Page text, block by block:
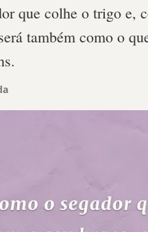
que colhe o trigo e,
também como o